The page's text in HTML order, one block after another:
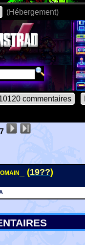
(Hébergement)
commentaires
(19??)